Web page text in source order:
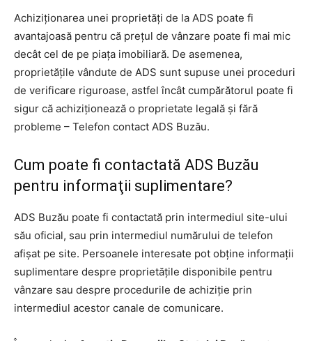
Achiziţionarea unei proprietăţi de la ADS poate fi
avantajoasă pentru că preţul de vânzare poate fi mai mic
decât cel de pe piaţa imobiliară. De asemenea,
proprietăţile vândute de ADS sunt supuse unei proceduri
de verificare riguroase, astfel încât cumpărătorul poate fi
sigur că achiziţionează o proprietate legală şi fără
probleme – Telefon contact ADS Buzău.
Cum poate fi contactată ADS Buzău
pentru informaţii suplimentare?
ADS Buzău poate fi contactată prin intermediul site-ului
său oficial, sau prin intermediul numărului de telefon
afişat pe site. Persoanele interesate pot obţine informaţii
suplimentare despre proprietăţile disponibile pentru
vânzare sau despre procedurile de achiziţie prin
intermediul acestor canale de comunicare.